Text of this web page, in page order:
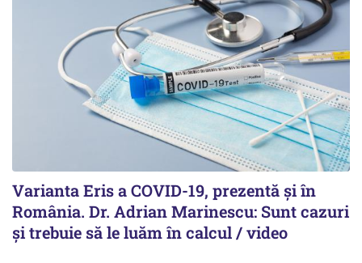
Varianta Eris a COVID-19, prezentă și în
România. Dr. Adrian Marinescu: Sunt cazuri
și trebuie să le luăm în calcul / video